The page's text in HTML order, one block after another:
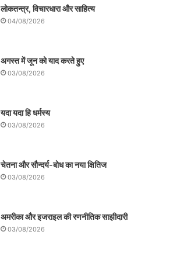
लोकतन्त्र, विचारधारा और साहित्य
04/08/2026
अगस्त में जून को याद करते हुए
03/08/2026
यदा यदा हि धर्मस्य
03/08/2026
चेतना और सौन्दर्य-बोध का नया क्षितिज
03/08/2026
अमरीका और इजराइल की रणनीतिक साझीदारी
03/08/2026